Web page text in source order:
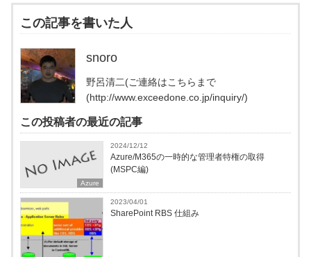
この記事を書いた人
snoro
野呂清二(ご連絡はこちらまで
(http://www.exceedone.co.jp/inquiry/)
この投稿者の最近の記事
Azure
2024/12/12
Azure/M365の一時的な管理者特権の取得
(MSPC編)
2023/04/01
SharePoint RBS 仕組み